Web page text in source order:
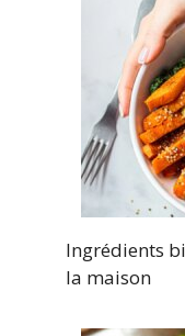
Ingrédients
la maison